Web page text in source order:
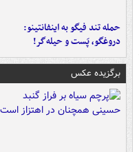
حمله تند فیگو به اینفانتینو:
دروغگو، پَست‌ و حیله‌گر!
برگزیده عکس